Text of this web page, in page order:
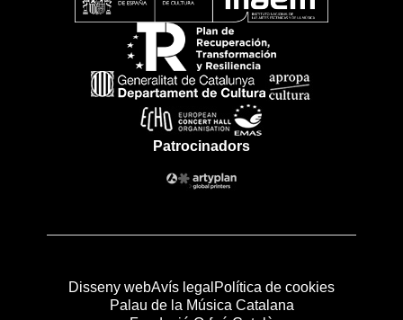
Patrocinadors
Disseny webAvís legal Política de cookies
Palau de la Música Catalana